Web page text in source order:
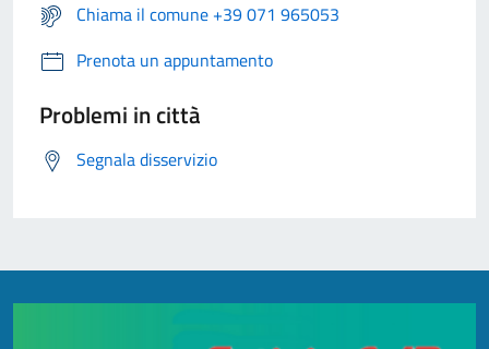
Chiama il comune +39 071 965053
Prenota un appuntamento
Problemi in città
Segnala disservizio